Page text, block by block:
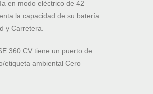
en modo eléctrico de 42
la capacidad de su batería
y Carretera.
360 CV tiene un puerto de
etiqueta ambiental Cero